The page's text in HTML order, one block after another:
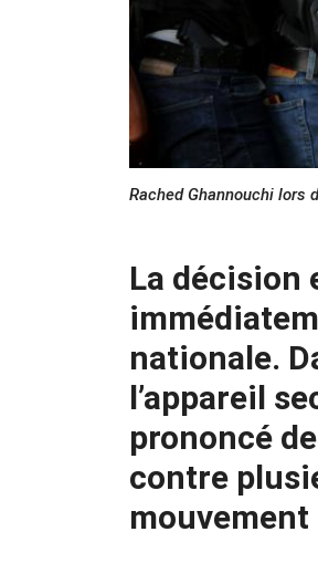
Rached Ghannouchi lors
La décision
nationale.
l’appareil
prononcé
contre